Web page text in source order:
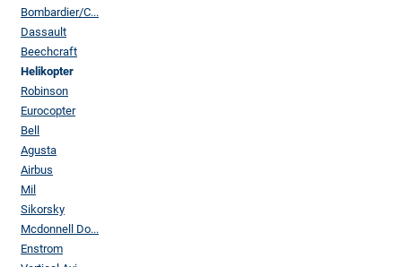
Bombardier/C...
Dassault
Beechcraft
Helikopter
Robinson
Eurocopter
Bell
Agusta
Airbus
Mil
Sikorsky
Mcdonnell Do...
Enstrom